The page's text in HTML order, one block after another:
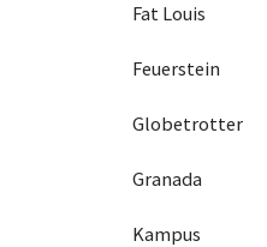
Fat Louis
Feuerstein
Globetrotter
Granada
Kampus